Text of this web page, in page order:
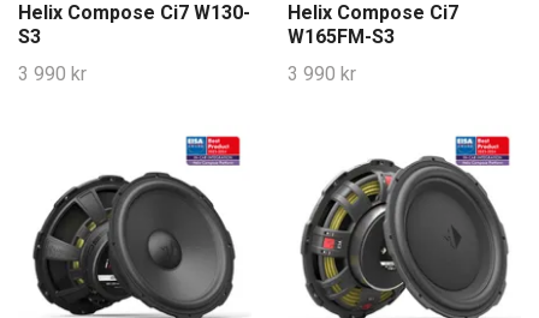
Helix Compose Ci7 W130-
S3
3 990 kr
Helix Compose Ci7
W165FM-S3
3 990 kr